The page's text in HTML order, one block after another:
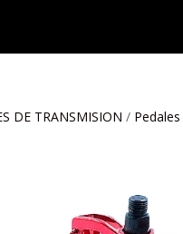
DE TRANSMISION / Pedales